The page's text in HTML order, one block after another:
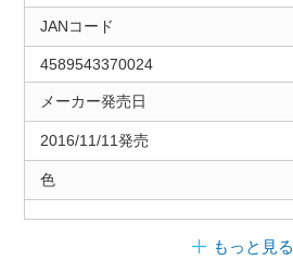
JANコード
4589543370024
メーカー発売日
2016/11/11発売
色
もっと見る